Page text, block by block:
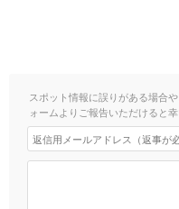
スポット情報に誤りがある場合
ォームよりご報告いただけると幸